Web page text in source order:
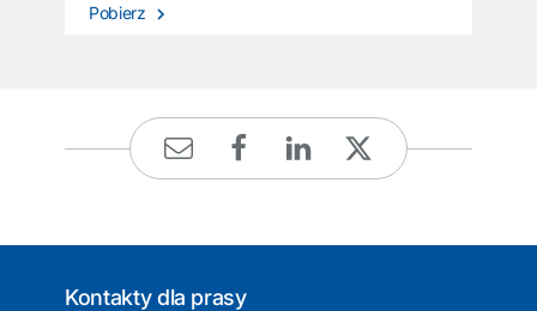
Pobierz
Kontakty dla prasy